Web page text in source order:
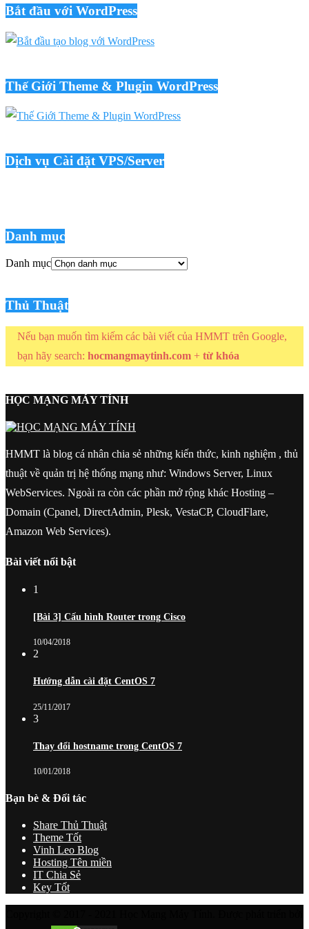
Bắt đầu với WordPress
Thế Giới Theme & Plugin WordPress
Dịch vụ Cài đặt VPS/Server
Danh mục
Danh mục
Thủ Thuật
Nếu bạn muốn tìm kiếm các bài viết của HMMT trên Google,
bạn hãy search: hocmangmaytinh.com + từ khóa
HỌC MẠNG MÁY TÍNH
HMMT là blog cá nhân chia sẻ những kiến thức, kinh nghiệm , thủ
thuật về quản trị hệ thống mạng như: Windows Server, Linux
WebServices. Ngoài ra còn các phần mở rộng khác Hosting –
Domain (Cpanel, DirectAdmin, Plesk, VestaCP, CloudFlare,
Amazon Web Services).
Bài viết nổi bật
1
[Bài 3] Cấu hình Router trong Cisco
10/04/2018
2
Hướng dẫn cài đặt CentOS 7
25/11/2017
3
Thay đổi hostname trong CentOS 7
10/01/2018
Bạn bè & Đối tác
Share Thủ Thuật
Theme Tốt
Vinh Leo Blog
Hosting Tên miền
IT Chia Sẻ
Key Tốt